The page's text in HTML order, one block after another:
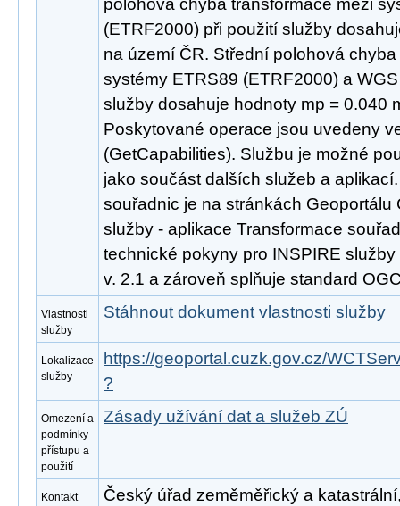
polohová chyba transformace mezi
(ETRF2000) při použití služby
na území ČR. Střední polohová
systémy ETRS89 (ETRF2000) a
služby dosahuje hodnoty mp = 0.040
Poskytované operace jsou uvedeny
(GetCapabilities). Službu je možné
jako součást dalších služeb a
souřadnic je na stránkách Geoportálu
služby - aplikace Transformace
technické pokyny pro INSPIRE
v. 2.1 a zároveň splňuje standard
Vlastnosti
služby
Stáhnout dokument vlastnosti služby
Lokalizace
služby
https://geoportal.cuzk.gov.cz/
?
Omezení a
podmínky
přístupu a
použití
Zásady užívání dat a služeb ZÚ
Kontakt
Český úřad zeměměřický a